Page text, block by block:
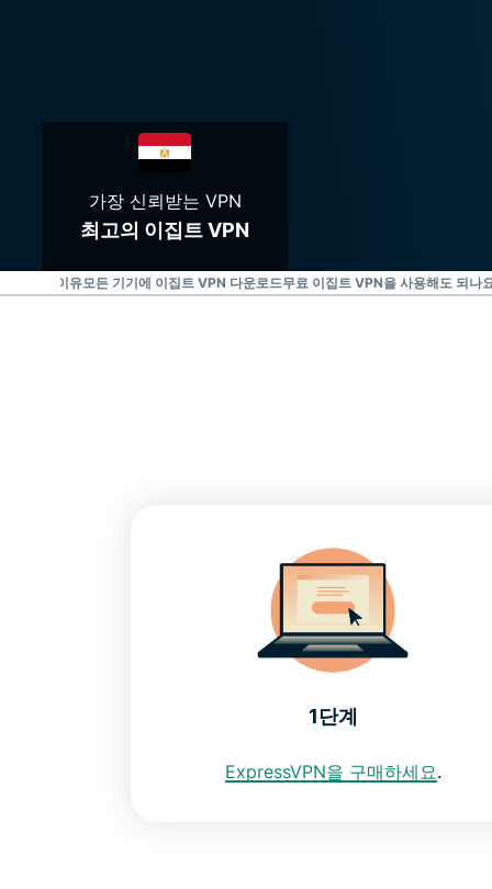
가장 신뢰받는 VPN
최고의 이집트 VPN
야 하는 이유모든 기기에 이집트 VPN 다운로드무료 이집트 VPN을 사용해도 되나
1단계
ExpressVPN을 구매하세요.